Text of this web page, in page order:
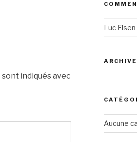
indiqués avec
Luc Elsen
Aucune